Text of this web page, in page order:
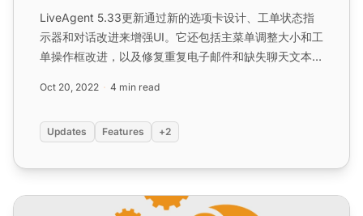
LiveAgent 5.33更新通过新的选项卡设计、工单状态指
示器和对话改进来增强UI。它还包括主菜单调整大小和工
单操作框改进，以及修复重复电子邮件和缺失聊天文本等
Oct 20, 2022 4 min read
Updates Features +2
LiveAgent 5.34 – 带来众多改进